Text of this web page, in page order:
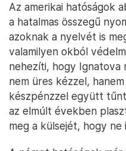
Az amerikai hatóságok
a hatalmas összegű
azoknak a nyelvét is
valamilyen okból
nehezíti, hogy Ignatova
nem üres kézzel,
készpénzzel együtt
az elmúlt években
meg a külsejét, hogy ne